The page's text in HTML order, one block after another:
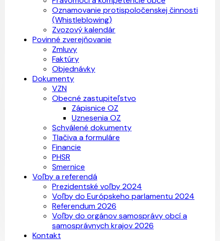
Oznamovanie protispoločenskej činnosti
(Whistleblowing)
Zvozový kalendár
Povinné zverejňovanie
Zmluvy
Faktúry
Objednávky
Dokumenty
VZN
Obecné zastupiteľstvo
Zápisnice OZ
Uznesenia OZ
Schválené dokumenty
Tlačiva a formuláre
Financie
PHSR
Smernice
Voľby a referendá
Prezidentské voľby 2024
Voľby do Európskeho parlamentu 2024
Referendum 2026
Voľby do orgánov samosprávy obcí a
samosprávnych krajov 2026
Kontakt